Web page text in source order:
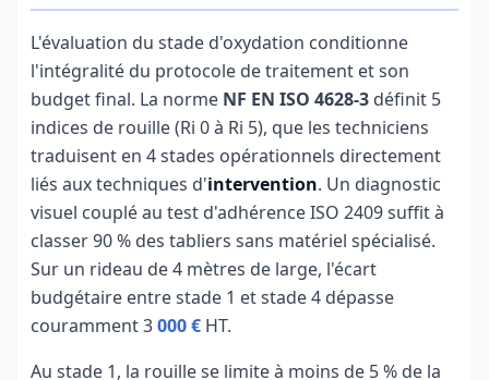
L'évaluation du stade d'oxydation conditionne
l'intégralité du protocole de traitement et son
budget final. La norme NF EN ISO 4628-3 définit 5
indices de rouille (Ri 0 à Ri 5), que les techniciens
traduisent en 4 stades opérationnels directement
liés aux techniques d'intervention. Un diagnostic
visuel couplé au test d'adhérence ISO 2409 suffit à
classer 90 % des tabliers sans matériel spécialisé.
Sur un rideau de 4 mètres de large, l'écart
budgétaire entre stade 1 et stade 4 dépasse
couramment 3000 € HT.
Au stade 1, la rouille se limite à moins de 5 % de la